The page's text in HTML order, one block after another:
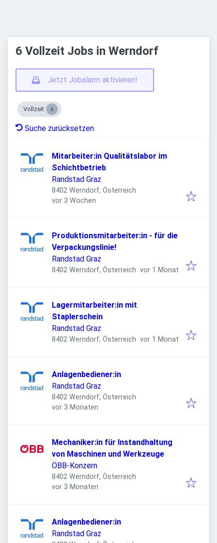
6 Vollzeit Jobs in Werndorf
Jetzt Jobalarm aktivieren!
Vollzeit
Suche zurücksetzen
Mitarbeiter:in Qualitätslabor im
Schichtbetrieb
Randstad Graz
8402 Werndorf, Österreich
Veröffentlicht
vor 3 Wochen
Produktionsmitarbeiter:in - für die
Verpackungslinie!
Randstad Graz
8402 Werndorf, Österreich Veröffentlicht
vor 1 Monat
Lagermitarbeiter:in mit
Staplerschein
Randstad Graz
8402 Werndorf, Österreich Veröffentlicht
vor 1 Monat
Anlagenbediener:in
Randstad Graz
8402 Werndorf, Österreich
Veröffentlicht:
vor 3 Monaten
Mechaniker:in für Instandhaltung
von Maschinen und Werkzeuge
ÖBB-Konzern
8402 Werndorf, Österreich
Veröffentlicht:
vor 3 Monaten
Anlagenbediener:in
Randstad Graz